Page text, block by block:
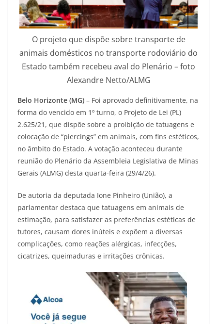
O projeto que dispõe sobre transporte de
animais domésticos no transporte rodoviário do
Estado também recebeu aval do Plenário – foto
Alexandre Netto/ALMG
Belo Horizonte (MG) – Foi aprovado definitivamente, na
forma do vencido em 1º turno, o Projeto de Lei (PL)
2.625/21, que dispõe sobre a proibição de tatuagens e
colocação de “piercings” em animais, com fins estéticos,
no âmbito do Estado. A votação aconteceu durante
reunião do Plenário da Assembleia Legislativa de Minas
Gerais (ALMG) desta quarta-feira (29/4/26).
De autoria da deputada Ione Pinheiro (União), a
parlamentar destaca que tatuagens em animais de
estimação, para satisfazer as preferências estéticas de
tutores, causam dores inúteis e expõem a diversas
complicações, como reações alérgicas, infecções,
cicatrizes, queimaduras e irritações crônicas.